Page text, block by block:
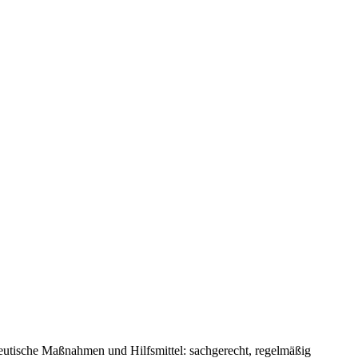
Maßnahmen und Hilfsmittel: sachgerecht, regelmäßig